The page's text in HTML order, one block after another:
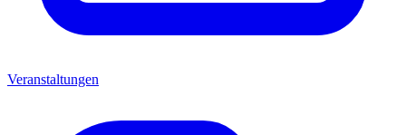
Veranstaltungen